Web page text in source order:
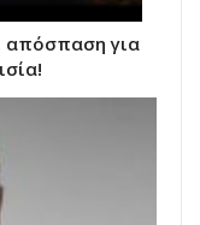
απόσπαση για